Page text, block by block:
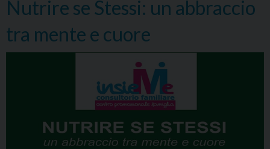
Nutrire se Stessi: un abbraccio
tra mente e cuore